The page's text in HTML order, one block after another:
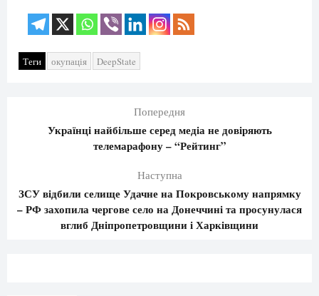
Теги окупація DeepState
Попередня
Українці найбільше серед медіа не довіряють
телемарафону – “Рейтинг”
Наступна
ЗСУ відбили селище Удачне на Покровському напрямку
– РФ захопила чергове село на Донеччині та просунулася
вглиб Дніпропетровщини і Харківщини